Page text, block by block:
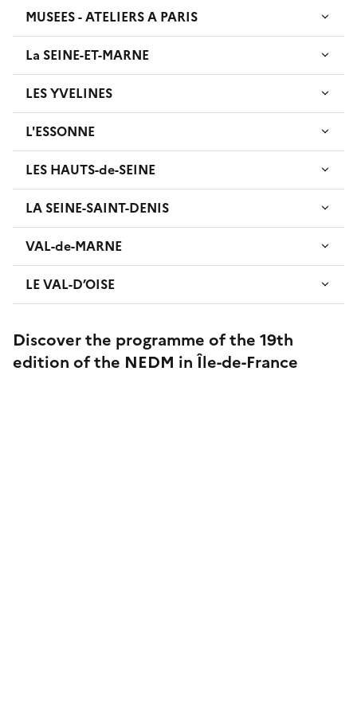
MUSEES - ATELIERS A PARIS
La SEINE-ET-MARNE
LES YVELINES
L'ESSONNE
LES HAUTS-de-SEINE
LA SEINE-SAINT-DENIS
VAL-de-MARNE
LE VAL-D’OISE
Discover the programme of the 19th
edition of the NEDM in Île-de-France